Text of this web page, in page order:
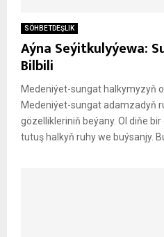
SÖHBETDEŞLIK
Aýna Seýitkulyýewa:
Bilbili
Medeniýet-sungat halkymyzyň
Medeniýet-sungat adamzadyň
gözellikleriniň beýany. Ol diňe
tutuş halkyň ruhy we buýsanjy.